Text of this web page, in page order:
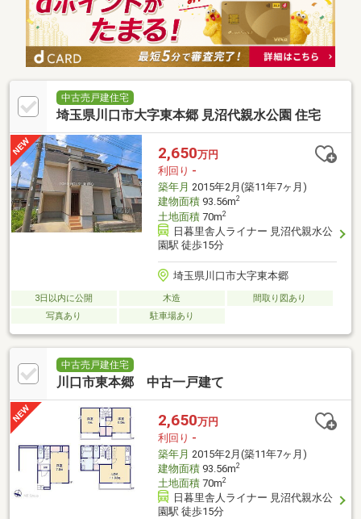
中古売戸建住宅
埼玉県川口市大字東本郷 見沼代親水公園 住宅
2,650万円
利回り -
築年月 2015年2月(築11年7ヶ月)
建物面積93.56m2
土地面積70m2
日暮里舎人ライナー 見沼代親水公
園駅 徒歩15分
埼玉県川口市大字東本郷
3日以内に公開 木造
間取り図あり
写真あり
駐車場あり
中古売戸建住宅
川口市東本郷 中古一戸建て
2,650万円
利回り -
築年月 2015年2月(築11年7ヶ月)
建物面積93.56m2
土地面積70m2
日暮里舎人ライナー 見沼代親水公
園駅 徒歩15分